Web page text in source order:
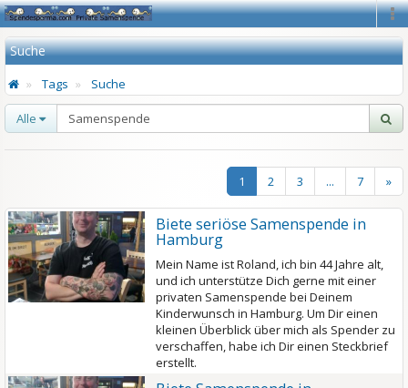
Suche
Tags Suche
Alle
1 2 3 ... 7 »
Biete seriöse Samenspende in
Hamburg
Mein Name ist Roland, ich bin 44 Jahre alt,
und ich unterstütze Dich gerne mit einer
privaten Samenspende bei Deinem
Kinderwunsch in Hamburg. Um Dir einen
kleinen Überblick über mich als Spender zu
verschaffen, habe ich Dir einen Steckbrief
erstellt.